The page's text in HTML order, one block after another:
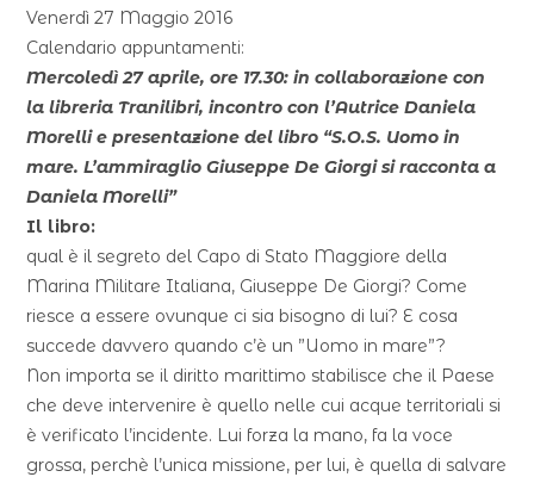
Venerdì 27 Maggio 2016
Calendario appuntamenti:
Mercoledì 27 aprile, ore 17.30: in collaborazione con
la libreria Tranilibri, incontro con l’Autrice Daniela
Morelli e presentazione del libro “S.O.S. Uomo in
mare. L’ammiraglio Giuseppe De Giorgi si racconta a
Daniela Morelli”
Il libro:
qual è il segreto del Capo di Stato Maggiore della
Marina Militare Italiana, Giuseppe De Giorgi? Come
riesce a essere ovunque ci sia bisogno di lui? E cosa
succede davvero quando c’è un ”Uomo in mare”?
Non importa se il diritto marittimo stabilisce che il Paese
che deve intervenire è quello nelle cui acque territoriali si
è verificato l’incidente. Lui forza la mano, fa la voce
grossa, perchè l’unica missione, per lui, è quella di salvare